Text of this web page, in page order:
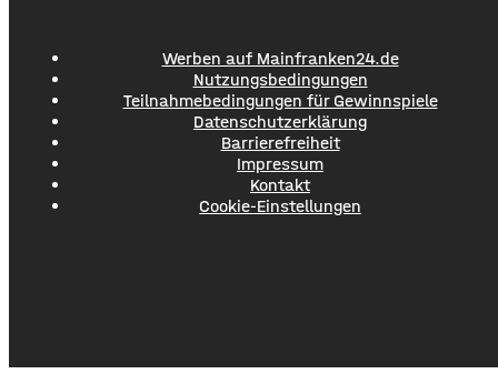
Werben auf Mainfranken24.de
Nutzungsbedingungen
Teilnahmebedingungen für Gewinnspiele
Datenschutzerklärung
Barrierefreiheit
Impressum
Kontakt
Cookie-Einstellungen